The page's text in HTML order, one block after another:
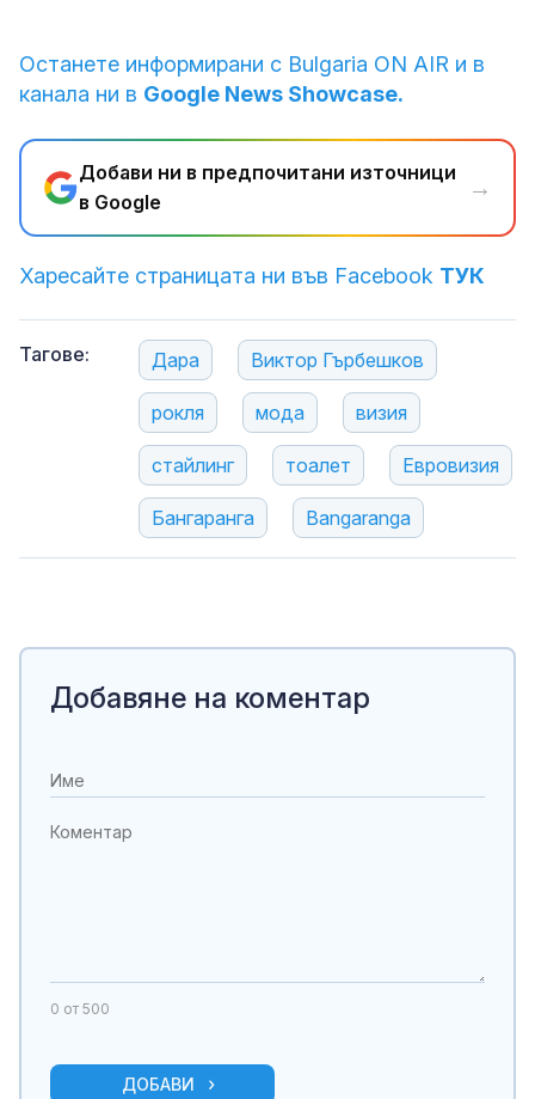
Останете информирани с Bulgaria ON AIR и в
канала ни в Google News Showcase.
Добави ни в предпочитани източници
в Google
→
Харесайте страницата ни във Facebook ТУК
Тагове: Дара Виктор Гърбешков
рокля мода визия
стайлинг тоалет Евровизия
Бангаранга Bangaranga
Добавяне на коментар
0 от 500
ДОБАВИ